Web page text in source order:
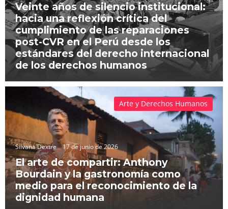
Veinte años de silencio institucional:
hacia una reflexión crítica del
cumplimiento de las reparaciones
post-CVR en el Perú desde los
estándares del derecho internacional
de los derechos humanos
Silvana Dextre 17 de junio de 2026
El arte de compartir: Anthony
Bourdain y la gastronomía como
medio para el reconocimiento de la
dignidad humana
Arte y Derechos Humanos